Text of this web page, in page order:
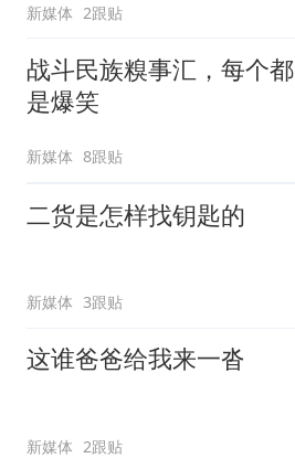
新媒体 2跟贴
战斗民族糗事汇，每个都
是爆笑
新媒体 8跟贴
二货是怎样找钥匙的
新媒体 3跟贴
这谁爸爸给我来一沓
新媒体 2跟贴